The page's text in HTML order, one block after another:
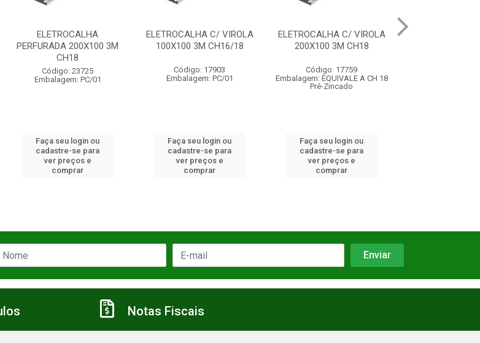
3M
ELETROCALHA C/ VIROLA
100X100 3M CH16/18
Código: 17903
Embalagem: PC/01
Faça seu login ou
cadastre-se para
ver preços e
comprar
ELETROCALHA C/ VIROLA
200X100 3M CH18
Código: 17759
Embalagem: EQUIVALE A CH 18
Faça seu login ou
cadastre-se para
ver preços e
comprar
ELETROCALHA C/ VIROLA
300X100 3M CH20
Código: 11734
Embalagem: EQUIVALE A CH 18
Pré-Zincado
Faça seu login ou
cadastre-se para
ver preços e
comprar
Notas Fiscais